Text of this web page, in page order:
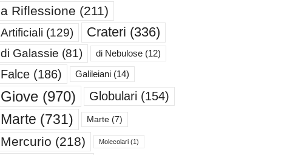
a Riflessione (211)
Artificiali (129) Crateri (336)
di Galassie (81) di Nebulose(12)
Falce(186) Galileiani(14)
Giove(970) Globulari (154)
Marte (731) Marte(7)
Mercurio (218) Molecolari(1)